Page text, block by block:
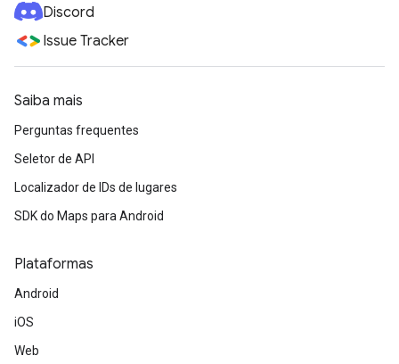
Discord
Issue Tracker
Saiba mais
Perguntas frequentes
Seletor de API
Localizador de IDs de lugares
SDK do Maps para Android
Plataformas
Android
iOS
Web